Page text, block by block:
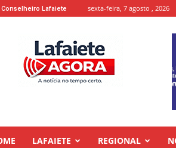
Conselheiro Lafaiete sexta-feira, 7 agosto , 2026
LAFAIETE REGIONAL